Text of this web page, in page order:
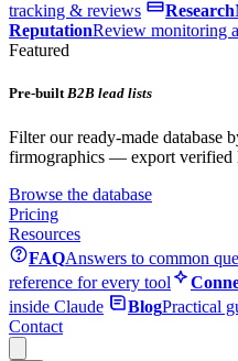
tracking & reviews
Research
ReputationReview monitoring
Featured
Pre-builtB2B lead lists
Filter our ready-made database
firmographics — export verified
Browse the database
Pricing
Resources
FAQAnswers to common
reference for every tool
inside Claude
BlogPractical
Contact